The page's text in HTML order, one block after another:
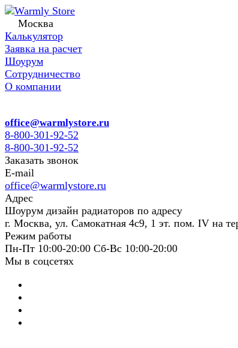
Москва
Калькулятор
Заявка на расчет
Шоурум
Сотрудничество
О компании
office@warmlystore.ru
8-800-301-92-52
8-800-301-92-52
Заказать звонок
E-mail
office@warmlystore.ru
Адрес
Шоурум дизайн радиаторов по адресу
г. Москва, ул. Самокатная 4с9, 1 эт. пом. IV на
Режим работы
Пн-Пт 10:00-20:00 Сб-Вс 10:00-20:00
Мы в соцсетях